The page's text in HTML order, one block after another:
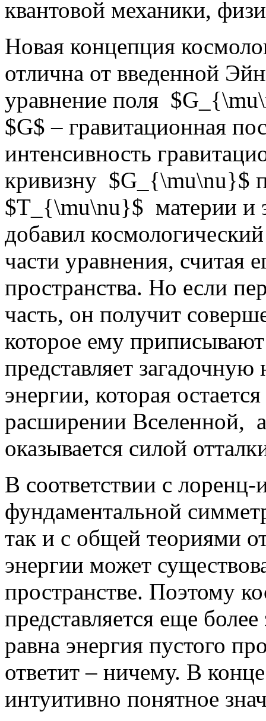
квантовой механики,
Новая концепция
отлична от введенной
уравнение поля
$G$ – гравитационная
интенсивность
кривизну $G_{\mu\nu}$
$T_{\mu\nu}$ материи и
добавил
части уравнения, считая
пространства. Но если
часть, он получит
которое ему
представляет
энергии, которая
расширении Вселенной, а
оказывается силой
В соответствии с
фундаментальной
так и с общей теориями
энергии может
пространстве. Поэтому
представляется еще
равна энергия пустого
ответит – ничему. В
интуитивно понятное